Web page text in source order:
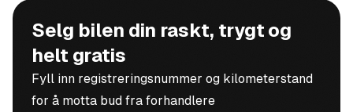
Selg bilen din raskt, trygt og
helt gratis
Fyll inn registreringsnummer og kilometerstand
for å motta bud fra forhandlere